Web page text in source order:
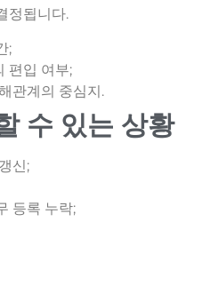
정됩니다.
;
편입 여부;
관계의 중심지.
수 있는 상황
신;
등록 누락;